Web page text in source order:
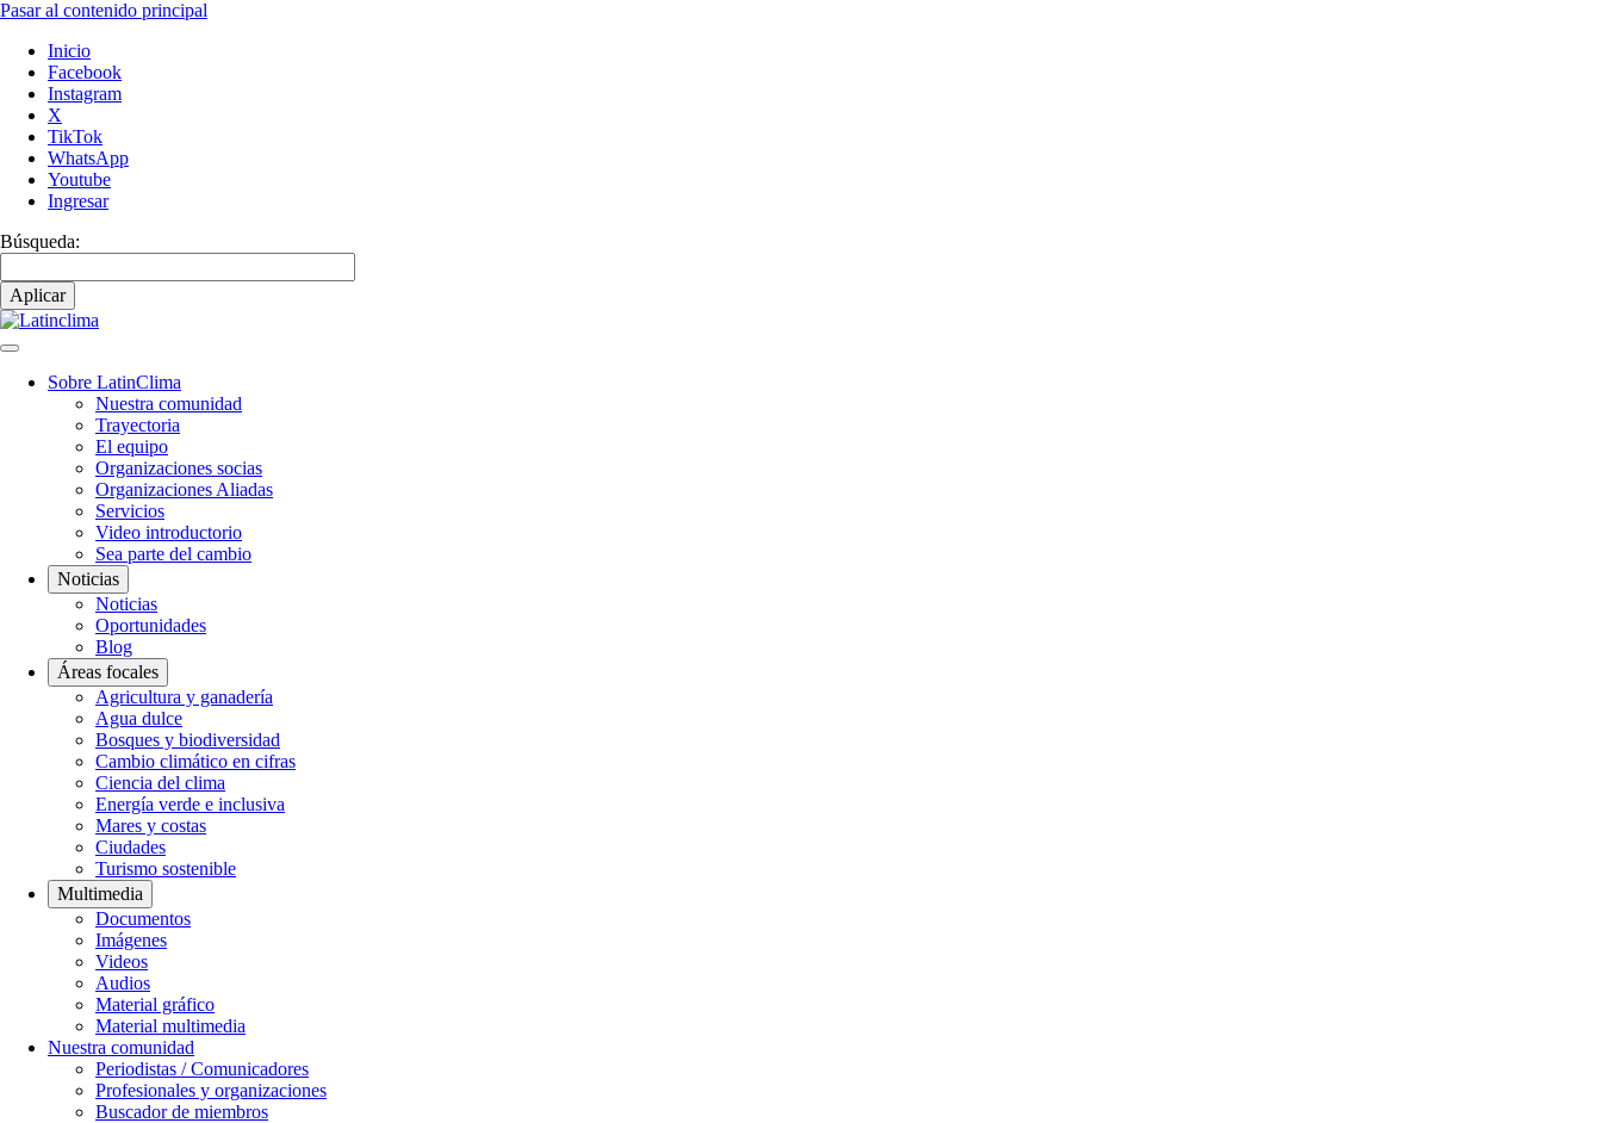
Pasar al contenido principal
Inicio
Facebook
Instagram
X
TikTok
WhatsApp
Youtube
Ingresar
Búsqueda:
Navegación
Sobre LatinClima
Nuestra comunidad
Trayectoria
El equipo
Organizaciones socias
Organizaciones Aliadas
Servicios
Video introductorio
Sea parte del cambio
Noticias
Noticias
Oportunidades
Blog
Áreas focales
Agricultura y ganadería
Agua dulce
Bosques y biodiversidad
Cambio climático en cifras
Ciencia del clima
Energía verde e inclusiva
Mares y costas
Ciudades
Turismo sostenible
Multimedia
Documentos
Imágenes
Videos
Audios
Material gráfico
Material multimedia
Nuestra comunidad
Periodistas / Comunicadores
Profesionales y organizaciones
Buscador de miembros